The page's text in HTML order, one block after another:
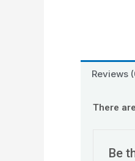
Reviews
There
Be